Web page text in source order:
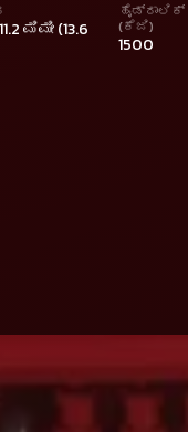
ಮಿಮೀ (13.6
(ಕೆಜಿ)
1500